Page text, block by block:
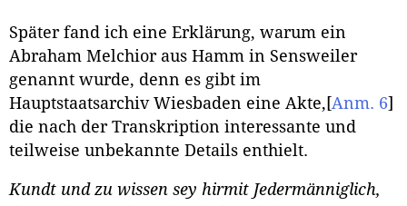
Später fand ich eine Erklärung, warum ein
Abraham Melchior aus Hamm in Sensweiler
genannt wurde, denn es gibt im
Hauptstaatsarchiv Wiesbaden eine Akte, [Anm. 6]
die nach der Transkription interessante und
teilweise unbekannte Details enthielt.
Kundt und zu wissen sey hirmit Jedermänniglich,